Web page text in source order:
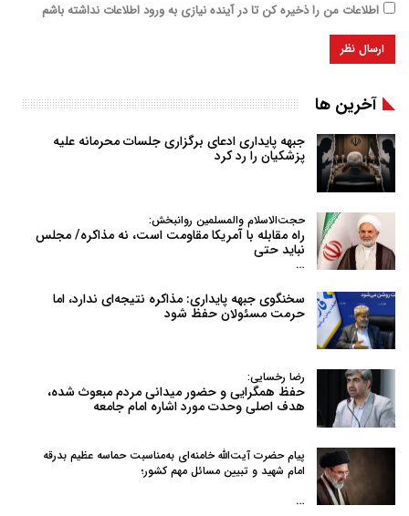
اطلاعات من را ذخیره کن تا در آینده نیازی به ورود اطلاعات نداشته باشم
آخرین ها
جبهه پایداری ادعای برگزاری جلسات محرمانه علیه
پزشکیان را رد کرد
حجت‌الاسلام والمسلمین روانبخش:
راه مقابله با آمریکا مقاومت است، نه مذاکره/ مجلس
نباید حتی
…
سخنگوی جبهه پایداری: مذاکره نتیجه‌ای ندارد، اما
حرمت مسئولان حفظ شود
رضا رخسایی:
حفظ همگرایی و حضور میدانی مردم مبعوث شده،
هدف اصلی وحدت مورد اشاره امام جامعه
پیام حضرت آیت‌الله خامنه‌ای به‌مناسبت حماسه عظیم بدرقه
امام شهید و تبیین مسائل مهم کشور؛
…